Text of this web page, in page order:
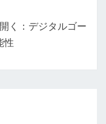
く：デジタルゴー
性